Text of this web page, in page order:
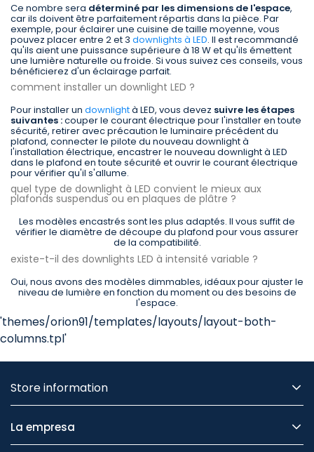
Ce nombre sera déterminé par les dimensions de l'espace,
car ils doivent être parfaitement répartis dans la pièce. Par
exemple, pour éclairer une cuisine de taille moyenne, vous
pouvez placer entre 2 et 3 downlights à LED. Il est recommandé
qu'ils aient une puissance supérieure à 18 W et qu'ils émettent
une lumière naturelle ou froide. Si vous suivez ces conseils, vous
bénéficierez d'un éclairage parfait.
comment installer un downlight LED ?
Pour installer un downlightà LED, vous devez suivre les étapes
suivantes :couper le courant électrique pour l'installer en toute
sécurité, retirer avec précaution le luminaire précédent du
plafond, connecter le pilote du nouveau downlight à
l'installation électrique, encastrer le nouveau downlight à LED
dans le plafond en toute sécurité et ouvrir le courant électrique
pour vérifier qu'il s'allume.
quel type de downlight à LED convient le mieux aux
plafonds suspendus ou en plaques de plâtre ?
Les modèles encastrés sont les plus adaptés. Il vous suffit de
vérifier le diamètre de découpe du plafond pour vous assurer
de la compatibilité.
existe-t-il des downlights LED à intensité variable ?
Oui, nous avons des modèles dimmables, idéaux pour ajuster le
niveau de lumière en fonction du moment ou des besoins de
l'espace.
'themes/orion91/templates/layouts/layout-both-
columns.tpl'
Store information
La empresa